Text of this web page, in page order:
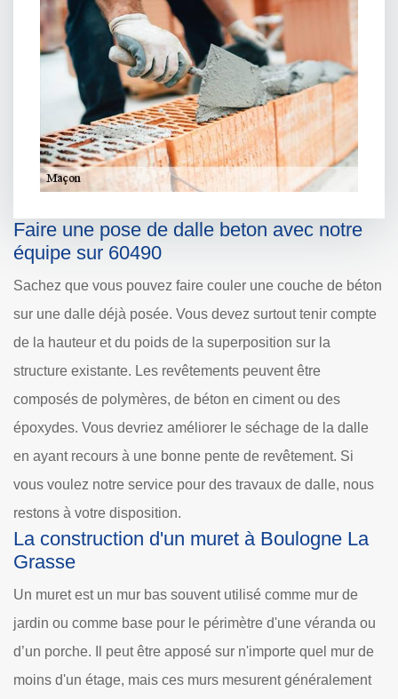
Faire une pose de dalle beton avec notre
équipe sur 60490
Sachez que vous pouvez faire couler une couche de béton
sur une dalle déjà posée. Vous devez surtout tenir compte
de la hauteur et du poids de la superposition sur la
structure existante. Les revêtements peuvent être
composés de polymères, de béton en ciment ou des
époxydes. Vous devriez améliorer le séchage de la dalle
en ayant recours à une bonne pente de revêtement. Si
vous voulez notre service pour des travaux de dalle, nous
restons à votre disposition.
La construction d'un muret à Boulogne La
Grasse
Un muret est un mur bas souvent utilisé comme mur de
jardin ou comme base pour le périmètre d'une véranda ou
d’un porche. Il peut être apposé sur n'importe quel mur de
moins d'un étage, mais ces murs mesurent généralement